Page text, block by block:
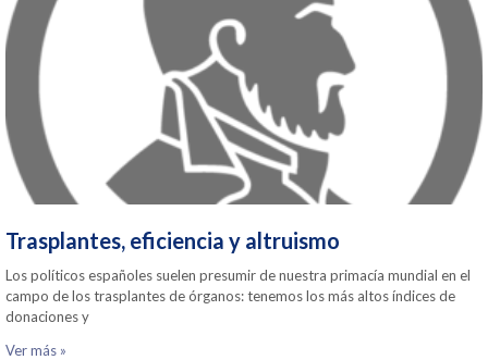
Trasplantes, eficiencia y altruismo
Los políticos españoles suelen presumir de nuestra primacía mundial en el
campo de los trasplantes de órganos: tenemos los más altos índices de
donaciones y
Ver más »